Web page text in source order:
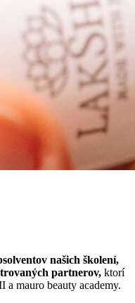
našich školení,
partnerov, ktorí
mauro beauty academy.